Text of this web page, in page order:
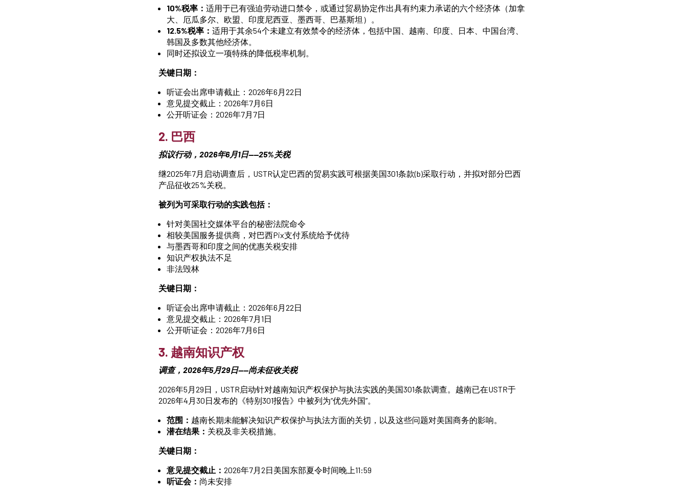
10%税率： 适用于已有强迫劳动进口禁令，或通过贸易协定作出具有约束力承诺的六个经济体（加拿
大、厄瓜多尔、欧盟、印度尼西亚、墨西哥、巴基斯坦）。
12.5%税率： 适用于其余54个未建立有效禁令的经济体，包括中国、越南、印度、日本、中国台湾、
韩国及多数其他经济体。
同时还拟设立一项特殊的降低税率机制。
关键日期：
听证会出席申请截止：2026年6月22日
意见提交截止：2026年7月6日
公开听证会：2026年7月7日
2. 巴西
拟议行动，2026年6月1日——25%关税
继2025年7月启动调查后，USTR认定巴西的贸易实践可根据美国301条款(b)采取行动，并拟对部分巴西
产品征收25%关税。
被列为可采取行动的实践包括：
针对美国社交媒体平台的秘密法院命令
相较美国服务提供商，对巴西Pix支付系统给予优待
与墨西哥和印度之间的优惠关税安排
知识产权执法不足
非法毁林
关键日期：
听证会出席申请截止：2026年6月22日
意见提交截止：2026年7月1日
公开听证会：2026年7月6日
3. 越南知识产权
调查，2026年5月29日——尚未征收关税
2026年5月29日，USTR启动针对越南知识产权保护与执法实践的美国301条款调查。越南已在USTR于
2026年4月30日发布的《特别301报告》中被列为“优先外国”。
范围： 越南长期未能解决知识产权保护与执法方面的关切，以及这些问题对美国商务的影响。
潜在结果： 关税及非关税措施。
关键日期：
意见提交截止： 2026年7月2日美国东部夏令时间晚上11:59
听证会： 尚未安排